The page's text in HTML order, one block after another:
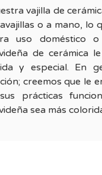
vajilla de
o a mano, lo
uso doméstico
de cerámica
y especial. En
creemos que le
prácticas
sea más